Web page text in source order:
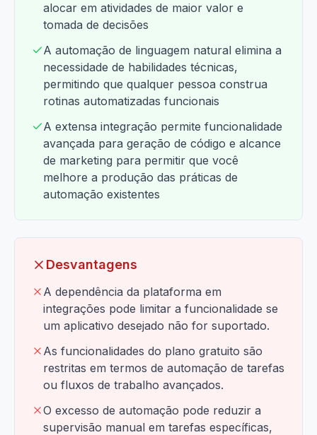
alocar em atividades de maior valor e
tomada de decisões
A automação de linguagem natural elimina a
necessidade de habilidades técnicas,
permitindo que qualquer pessoa construa
rotinas automatizadas funcionais
A extensa integração permite funcionalidade
avançada para geração de código e alcance
de marketing para permitir que você
melhore a produção das práticas de
automação existentes
Desvantagens
A dependência da plataforma em
integrações pode limitar a funcionalidade se
um aplicativo desejado não for suportado.
As funcionalidades do plano gratuito são
restritas em termos de automação de tarefas
ou fluxos de trabalho avançados.
O excesso de automação pode reduzir a
supervisão manual em tarefas específicas,